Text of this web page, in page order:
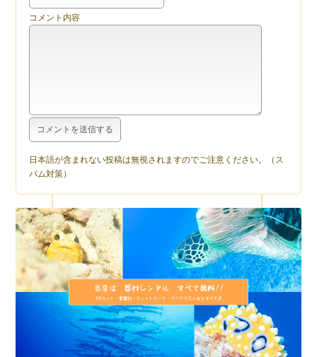
コメント内容
日本語が含まれない投稿は無視されますのでご注意ください。（ス
パム対策）